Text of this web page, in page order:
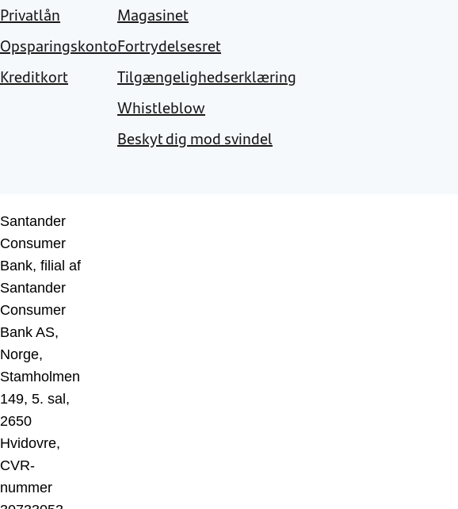
Privatlån
Opsparingskonto
Kreditkort
Magasinet
Fortrydelsesret
Tilgængelighedserklæring
Whistleblow
Beskyt dig mod svindel
Santander
Consumer
Bank, filial af
Santander
Consumer
Bank AS,
Norge,
Stamholmen
149, 5. sal,
2650
Hvidovre,
CVR-
nummer